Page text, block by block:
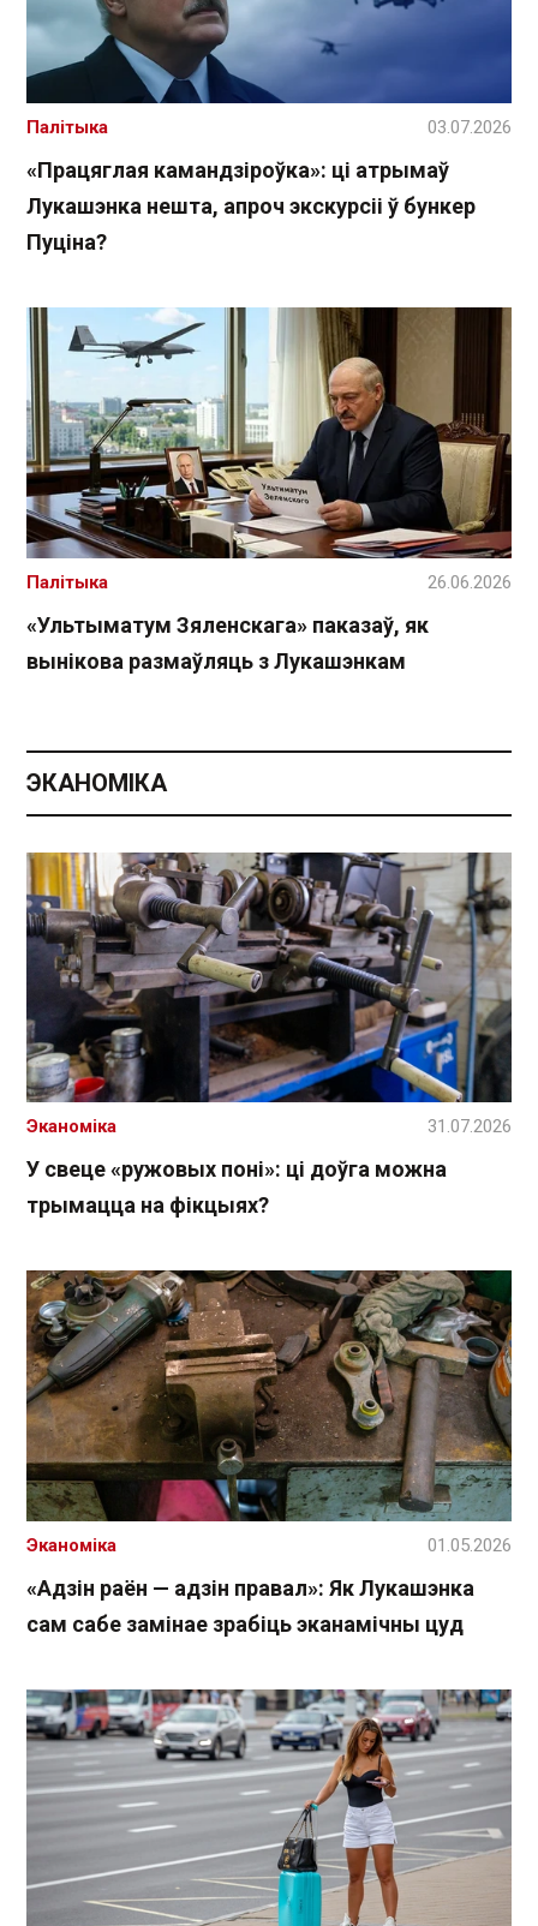
«Працяглая камандзіроўка»: ці атрымаў
Лукашэнка нешта, апроч экскурсіі ў бункер
Пуціна?
Палітыка 03.07.2026
«Ультыматум Зяленскага» паказаў, як
вынікова размаўляць з Лукашэнкам
Палітыка 26.06.2026
ЭКАНОМІКА
У свеце «ружовых поні»: ці доўга можна
трымацца на фікцыях?
Эканоміка 31.07.2026
«Адзін раён — адзін правал»: Як Лукашэнка
сам сабе замінае зрабіць эканамічны цуд
Эканоміка 01.05.2026